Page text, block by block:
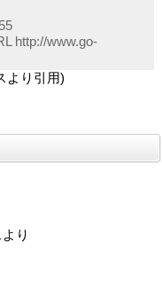
http://www.go-
より引用)
り